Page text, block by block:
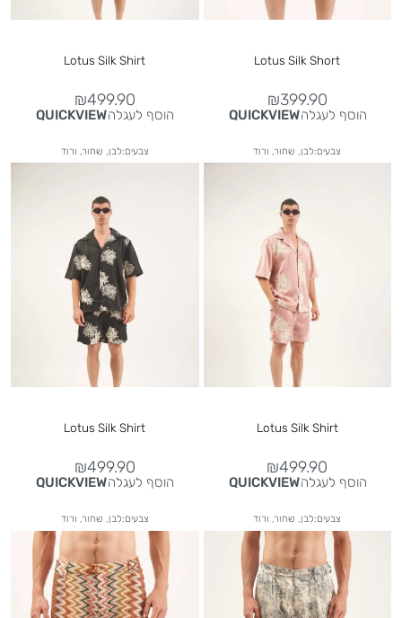
Lotus Silk Short
₪399.90
הוסף לעגלהQUICKVIEW
צבעים:לבן, שחור, ורוד
Lotus Silk Shirt
₪499.90
הוסף לעגלהQUICKVIEW
צבעים:לבן, שחור, ורוד
Lotus Silk Shirt
₪499.90
הוסף לעגלהQUICKVIEW
צבעים:לבן, שחור, ורוד
Lotus Silk Shirt
₪499.90
הוסף לעגלהQUICKVIEW
צבעים:לבן, שחור, ורוד